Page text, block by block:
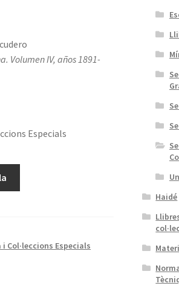
Volumen IV, años 1891-
Especials
Col·leccions Especials
Haidé